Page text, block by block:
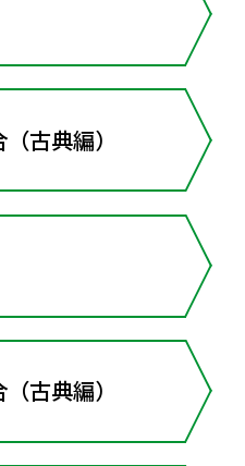
古典編）
古典編）